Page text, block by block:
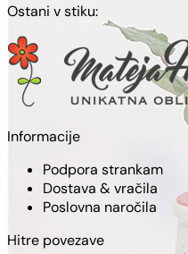
Ostani v stiku:
Informacije
Podpora strankam
Dostava & vračila
Poslovna naročila
Hitre povezave